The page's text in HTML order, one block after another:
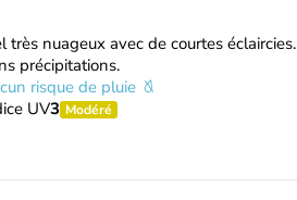
très nuageux avec de courtes éclaircies.
précipitations.
risque de pluie
UV3 Modéré